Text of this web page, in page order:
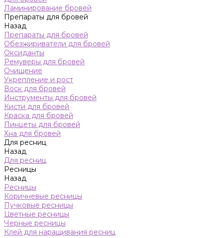
Ламинирование бровей
Препараты для бровей
Назад
Препараты для бровей
Обезжириватели для бровей
Оксиданты
Ремуверы для бровей
Очищение
Укрепление и рост
Воск для бровей
Инструменты для бровей
Кисти для бровей
Краска для бровей
Пинцеты для бровей
Хна для бровей
Для ресниц
Назад
Для ресниц
Ресницы
Назад
Ресницы
Коричневые ресницы
Пучковые ресницы
Цветные ресницы
Черные ресницы
Клей для наращивания ресниц